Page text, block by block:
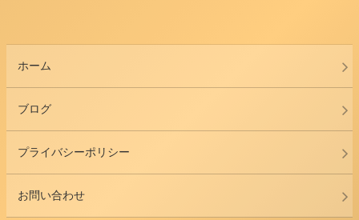
ホーム
ブログ
プライバシーポリシー
お問い合わせ